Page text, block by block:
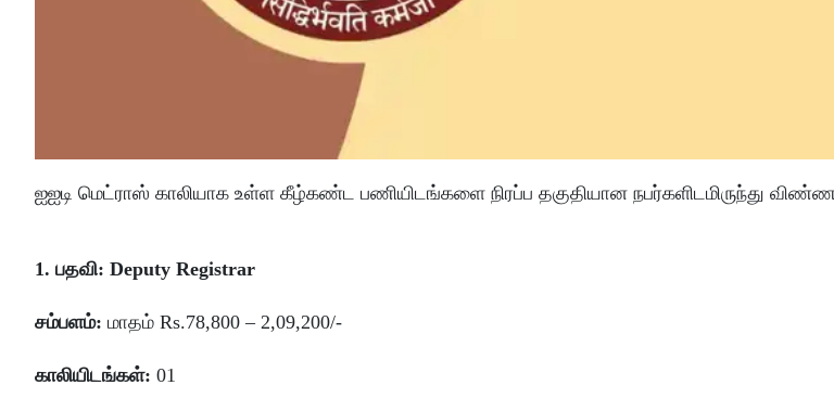
ஐஐடி மெட்ராஸ் காலியாக உள்ள கீழ்கண்ட பணியிடங்களை நிரப்ப தகுதியான நபர்களிடமிருந்து
1. பதவி: Deputy Registrar
சம்பளம்: மாதம் Rs.78,800 – 2,09,200/-
காலியிடங்கள்: 01